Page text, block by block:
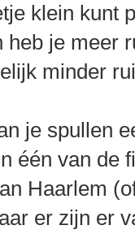
klein kunt
heb je meer
minder
je spullen
één van de
Haarlem
er zijn er